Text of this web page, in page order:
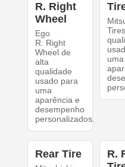
R. Right
Wheel
Ego
R. Right
Wheel de
alta
qualidade
usado para
uma
aparência e
desempenho
personalizados.
uma
Rear Tire
R.